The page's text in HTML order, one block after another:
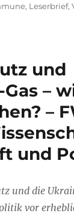
am
, Leserbrief,
und
–
–
und
und die
vor